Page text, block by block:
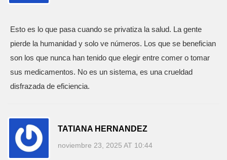
Esto es lo que pasa cuando se privatiza la salud. La gente
pierde la humanidad y solo ve números. Los que se benefician
son los que nunca han tenido que elegir entre comer o tomar
sus medicamentos. No es un sistema, es una crueldad
disfrazada de eficiencia.
TATIANA HERNANDEZ
noviembre 23, 2025 AT 10:44